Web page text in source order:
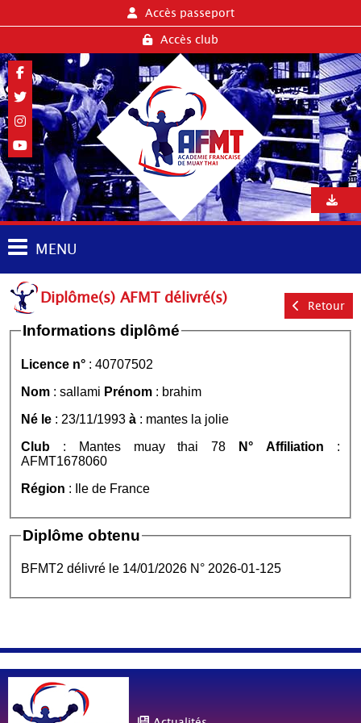
Accès passeport
Accès club
MENU
Diplôme(s) AFMT délivré(s) Retour
Informations diplômé
Licence n° : 40707502
Nom : sallami Prénom : brahim
Né le : 23/11/1993 à : mantes la jolie
Club : Mantes muay thai 78 N° Affiliation :
AFMT1678060
Région : Ile de France
Diplôme obtenu
BFMT2 délivré le 14/01/2026 N° 2026-01-125